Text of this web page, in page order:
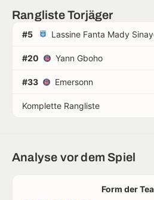
Rangliste Torjäger
#5 Lassine Fanta Mady
#20 Yann Gboho
#33 Emersonn
Komplette Rangliste
Analyse vor dem Spiel
Form der